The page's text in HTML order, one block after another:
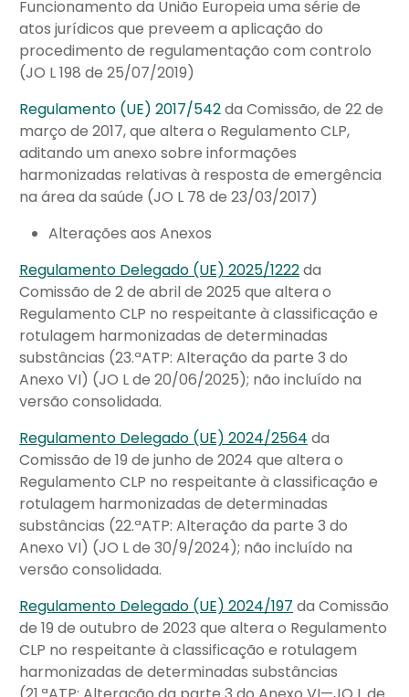
Funcionamento da União Europeia uma série de
atos jurídicos que preveem a aplicação do
procedimento de regulamentação com controlo
(JO L 198 de 25/07/2019)
Regulamento (UE) 2017/542da Comissão, de 22 de
março de 2017, que altera o Regulamento CLP,
aditando um anexo sobre informações
harmonizadas relativas à resposta de emergência
na área da saúde (JO L 78 de 23/03/2017)
Alterações aos Anexos
Regulamento Delegado (UE) 2025/1222da
Comissão de 2 de abril de 2025 que altera o
Regulamento CLP no respeitante à classificação e
rotulagem harmonizadas de determinadas
substâncias (23.ªATP: Alteração da parte 3 do
Anexo VI) (JO L de 20/06/2025); não incluído na
versão consolidada.
Regulamento Delegado (UE) 2024/2564 da
Comissão de 19 de junho de 2024 que altera o
Regulamento CLP no respeitante à classificação e
rotulagem harmonizadas de determinadas
substâncias (22.ªATP: Alteração da parte 3 do
Anexo VI) (JO L de 30/9/2024); não incluído na
versão consolidada.
Regulamento Delegado (UE) 2024/197 da Comissão
de 19 de outubro de 2023 que altera o Regulamento
CLP no respeitante à classificação e rotulagem
harmonizadas de determinadas substâncias